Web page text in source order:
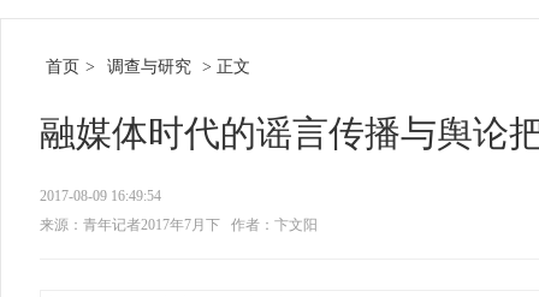
首页 > 调查与研究 > 正文
融媒体时代的谣言传播与舆论
2017-08-09 16:49:54
来源：青年记者2017年7月下
作者：卞文阳